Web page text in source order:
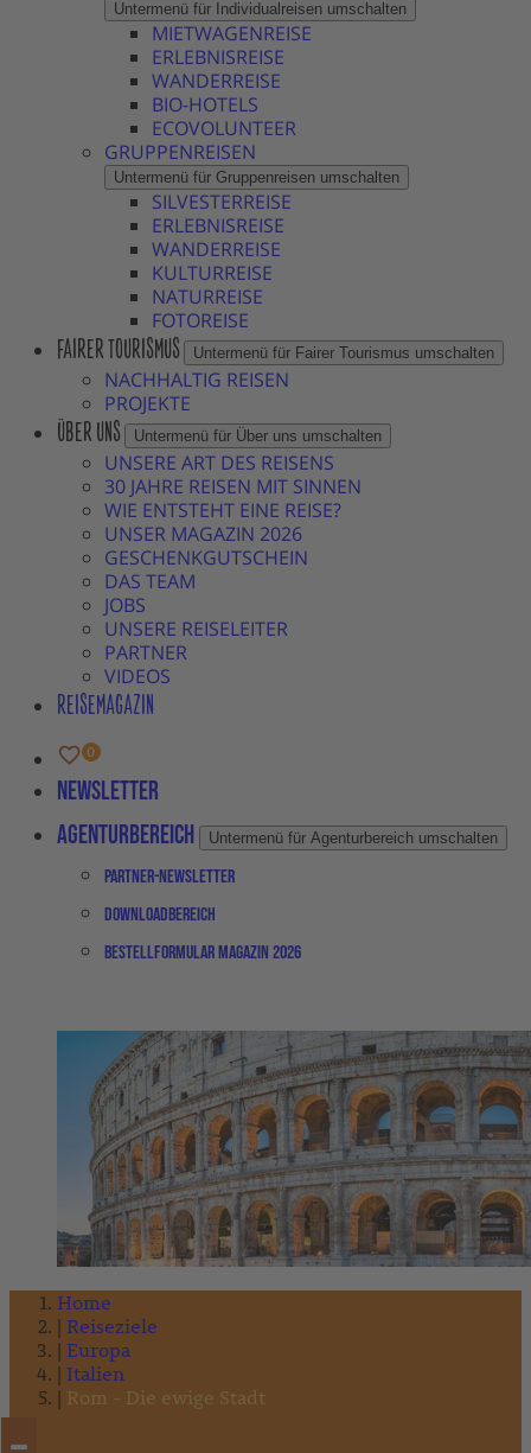
Untermenü für Individualreisen umschalten
MIETWAGENREISE
ERLEBNISREISE
WANDERREISE
BIO-HOTELS
ECOVOLUNTEER
GRUPPENREISEN
Untermenü für Gruppenreisen umschalten
SILVESTERREISE
ERLEBNISREISE
WANDERREISE
KULTURREISE
NATURREISE
FOTOREISE
FAIRER TOURISMUS Untermenü für Fairer Tourismus umschalten
NACHHALTIG REISEN
PROJEKTE
ÜBER UNS Untermenü für Über uns umschalten
UNSERE ART DES REISENS
30 JAHRE REISEN MIT SINNEN
WIE ENTSTEHT EINE REISE?
UNSER MAGAZIN 2026
GESCHENKGUTSCHEIN
DAS TEAM
JOBS
UNSERE REISELEITER
PARTNER
VIDEOS
REISEMAGAZIN
Newsletter
Agenturbereich
Untermenü für Agenturbereich umschalten
Partner-Newsletter
Downloadbereich
Bestellformular Magazin 2026
Home
Reiseziele
Europa
Italien
Rom - Die ewige Stadt